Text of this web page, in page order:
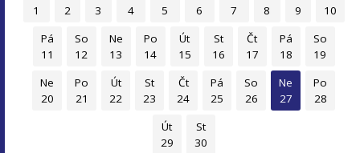
1
2
3
4
5
6
7
8
9
10
Pá
11
So
12
Ne
13
Po
14
Út
15
St
16
Čt
17
Pá
18
So
19
Ne
20
Po
21
Út
22
St
23
Čt
24
Pá
25
So
26
Ne
27
Po
28
Út
29
St
30